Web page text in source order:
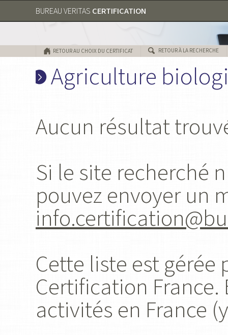
BUREAU VERITAS CERTIFICATION
RETOUR AU CHOIX DU CERTIFICAT RETOUR À LA RECHERCHE
Agriculture
Aucun résultat
Si le site recherché
pouvez envoyer un
Cette liste est gérée
Certification France.
activités en France